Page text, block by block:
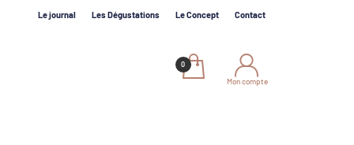
Le journal Les Dégustations Le Concept Contact
Mon compte